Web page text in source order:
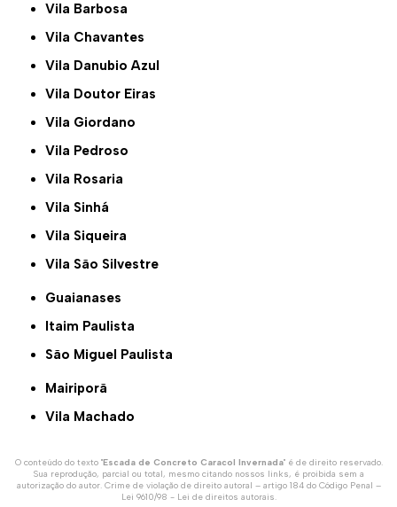
Vila Barbosa
Vila Chavantes
Vila Danubio Azul
Vila Doutor Eiras
Vila Giordano
Vila Pedroso
Vila Rosaria
Vila Sinhá
Vila Siqueira
Vila São Silvestre
Guaianases
Itaim Paulista
São Miguel Paulista
Mairiporã
Vila Machado
O conteúdo do texto "Escada de Concreto Caracol Invernada" é de direito reservado.
Sua reprodução, parcial ou total, mesmo citando nossos links, é proibida sem a
autorização do autor. Crime de violação de direito autoral – artigo 184 do Código Penal –
Lei 9610/98 - Lei de direitos autorais.